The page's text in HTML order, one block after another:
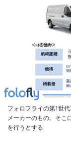
フォロフライの第1世
メーカーのもの。そこ
を行うとする